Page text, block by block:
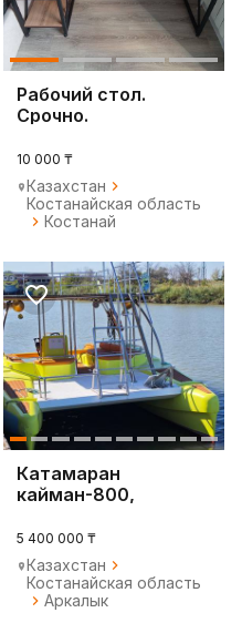
Рабочий стол.
Срочно.
10 000 ₸
Казахстан
Костанайская область
Костанай
Катамаран
кайман-800,
5 400 000 ₸
Казахстан
Костанайская область
Аркалык